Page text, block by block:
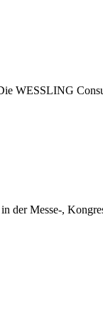
WESSLING
der Messe-,